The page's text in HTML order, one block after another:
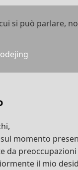
si può parlare,
momento
da
il mio